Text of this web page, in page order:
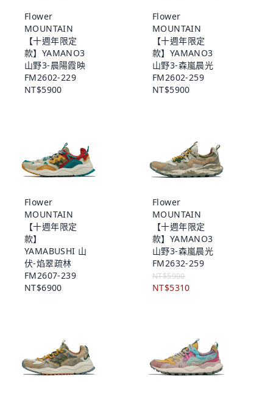
Flower
MOUNTAIN
【十週年限定
款】YAMANO3
山野3-晨陽霞映
FM2602-229
NT$5900
Flower
MOUNTAIN
【十週年限定
款】YAMANO3
山野3-森嵐晨光
FM2602-259
NT$5900
Flower
MOUNTAIN
【十週年限定
款】
YAMABUSHI 山
伏-焰翠疏林
FM2607-239
NT$6900
Flower
MOUNTAIN
【十週年限定
款】YAMANO3
山野3-森嵐晨光
FM2632-259
NT$5900
NT$5310